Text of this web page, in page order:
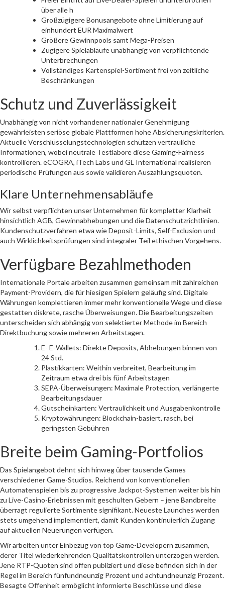
über alle h
Großzügigere Bonusangebote ohne Limitierung auf
einhundert EUR Maximalwert
Größere Gewinnpools samt Mega-Preisen
Zügigere Spielabläufe unabhängig von verpflichtende
Unterbrechungen
Vollständiges Kartenspiel-Sortiment frei von zeitliche
Beschränkungen
Schutz und Zuverlässigkeit
Unabhängig von nicht vorhandener nationaler Genehmigung
gewährleisten seriöse globale Plattformen hohe Absicherungskriterien.
Aktuelle Verschlüsselungstechnologien schützen vertrauliche
Informationen, wobei neutrale Testlabore diese Gaming-Fairness
kontrollieren. eCOGRA, iTech Labs und GL International realisieren
periodische Prüfungen aus sowie validieren Auszahlungsquoten.
Klare Unternehmensabläufe
Wir selbst verpflichten unser Unternehmen für kompletter Klarheit
hinsichtlich AGB, Gewinnabhebungen und die Datenschutzrichtlinien.
Kundenschutzverfahren etwa wie Deposit-Limits, Self-Exclusion und
auch Wirklichkeitsprüfungen sind integraler Teil ethischen Vorgehens.
Verfügbare Bezahlmethoden
Internationale Portale arbeiten zusammen gemeinsam mit zahlreichen
Payment-Providern, die für hiesigen Spielern geläufig sind. Digitale
Währungen komplettieren immer mehr konventionelle Wege und diese
gestatten diskrete, rasche Überweisungen. Die Bearbeitungszeiten
unterscheiden sich abhängig von selektierter Methode im Bereich
Direktbuchung sowie mehreren Arbeitstagen.
E- E-Wallets: Direkte Deposits, Abhebungen binnen von
24 Std.
Plastikkarten: Weithin verbreitet, Bearbeitung im
Zeitraum etwa drei bis fünf Arbeitstagen
SEPA-Überweisungen: Maximale Protection, verlängerte
Bearbeitungsdauer
Gutscheinkarten: Vertraulichkeit und Ausgabenkontrolle
Kryptowährungen: Blockchain-basiert, rasch, bei
geringsten Gebühren
Breite beim Gaming-Portfolios
Das Spielangebot dehnt sich hinweg über tausende Games
verschiedener Game-Studios. Reichend von konventionellen
Automatenspielen bis zu progressive Jackpot-Systemen weiter bis hin
zu Live-Casino-Erlebnissen mit geschulten Gebern – jene Bandbreite
überragt regulierte Sortimente signifikant. Neueste Launches werden
stets umgehend implementiert, damit Kunden kontinuierlich Zugang
auf aktuellen Neuerungen verfügen.
Wir arbeiten unter Einbezug von top Game-Developern zusammen,
derer Titel wiederkehrenden Qualitätskontrollen unterzogen werden.
Jene RTP-Quoten sind offen publiziert und diese befinden sich in der
Regel im Bereich fünfundneunzig Prozent und achtundneunzig Prozent.
Besagte Offenheit ermöglicht informierte Beschlüsse und diese